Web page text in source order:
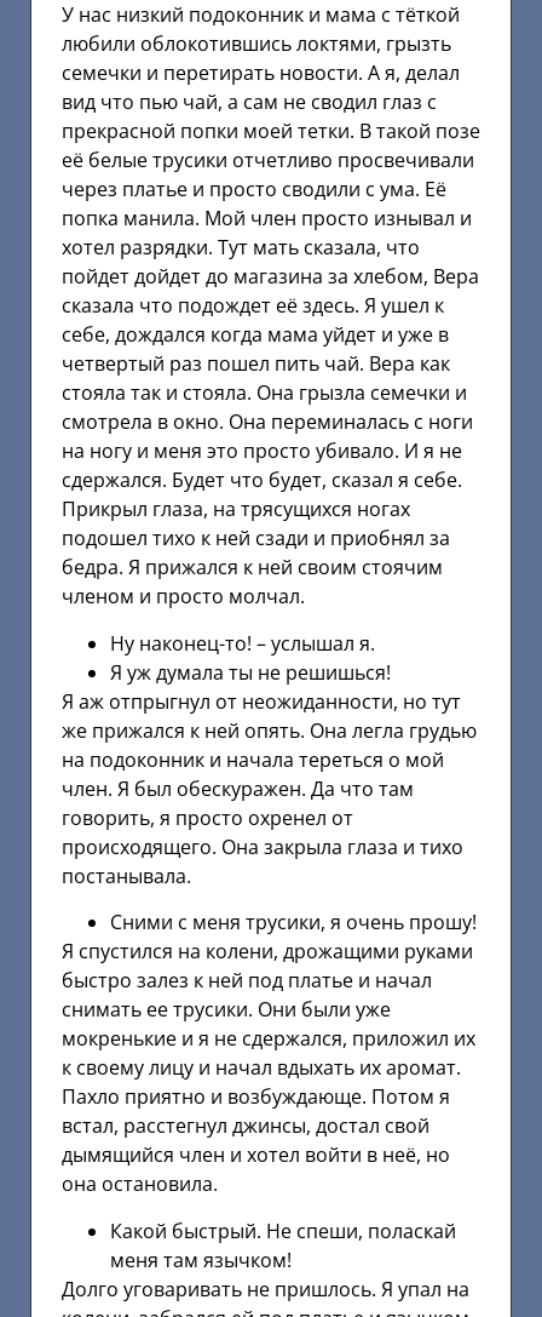
У нас низкий подоконник и мама с тёткой
любили облокотившись локтями, грызть
семечки и перетирать новости. А я, делал
вид что пью чай, а сам не сводил глаз с
прекрасной попки моей тетки. В такой позе
её белые трусики отчетливо просвечивали
через платье и просто сводили с ума. Её
попка манила. Мой член просто изнывал и
хотел разрядки. Тут мать сказала, что
пойдет дойдет до магазина за хлебом, Вера
сказала что подождет её здесь. Я ушел к
себе, дождался когда мама уйдет и уже в
четвертый раз пошел пить чай. Вера как
стояла так и стояла. Она грызла семечки и
смотрела в окно. Она переминалась с ноги
на ногу и меня это просто убивало. И я не
сдержался. Будет что будет, сказал я себе.
Прикрыл глаза, на трясущихся ногах
подошел тихо к ней сзади и приобнял за
бедра. Я прижался к ней своим стоячим
членом и просто молчал.
Ну наконец-то! – услышал я.
Я уж думала ты не решишься!
Я аж отпрыгнул от неожиданности, но тут
же прижался к ней опять. Она легла грудью
на подоконник и начала тереться о мой
член. Я был обескуражен. Да что там
говорить, я просто охренел от
происходящего. Она закрыла глаза и тихо
постанывала.
Сними с меня трусики, я очень прошу!
Я спустился на колени, дрожащими руками
быстро залез к ней под платье и начал
снимать ее трусики. Они были уже
мокренькие и я не сдержался, приложил их
к своему лицу и начал вдыхать их аромат.
Пахло приятно и возбуждающе. Потом я
встал, расстегнул джинсы, достал свой
дымящийся член и хотел войти в неё, но
она остановила.
Какой быстрый. Не спеши, поласкай
меня там язычком!
Долго уговаривать не пришлось. Я упал на